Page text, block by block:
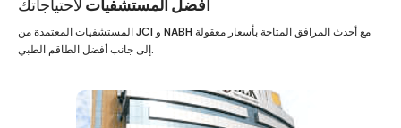
أفضل المستشفيات لاحتياجاتك
المستشفيات المعتمدة من JCI و NABH مع أحدث المرافق المتاحة بأسعار معقولة
إلى جانب أفضل الطاقم الطبي.